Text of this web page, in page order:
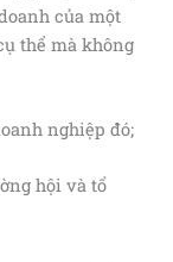
của một
thể mà không
nghiệp đó;
hội và tổ